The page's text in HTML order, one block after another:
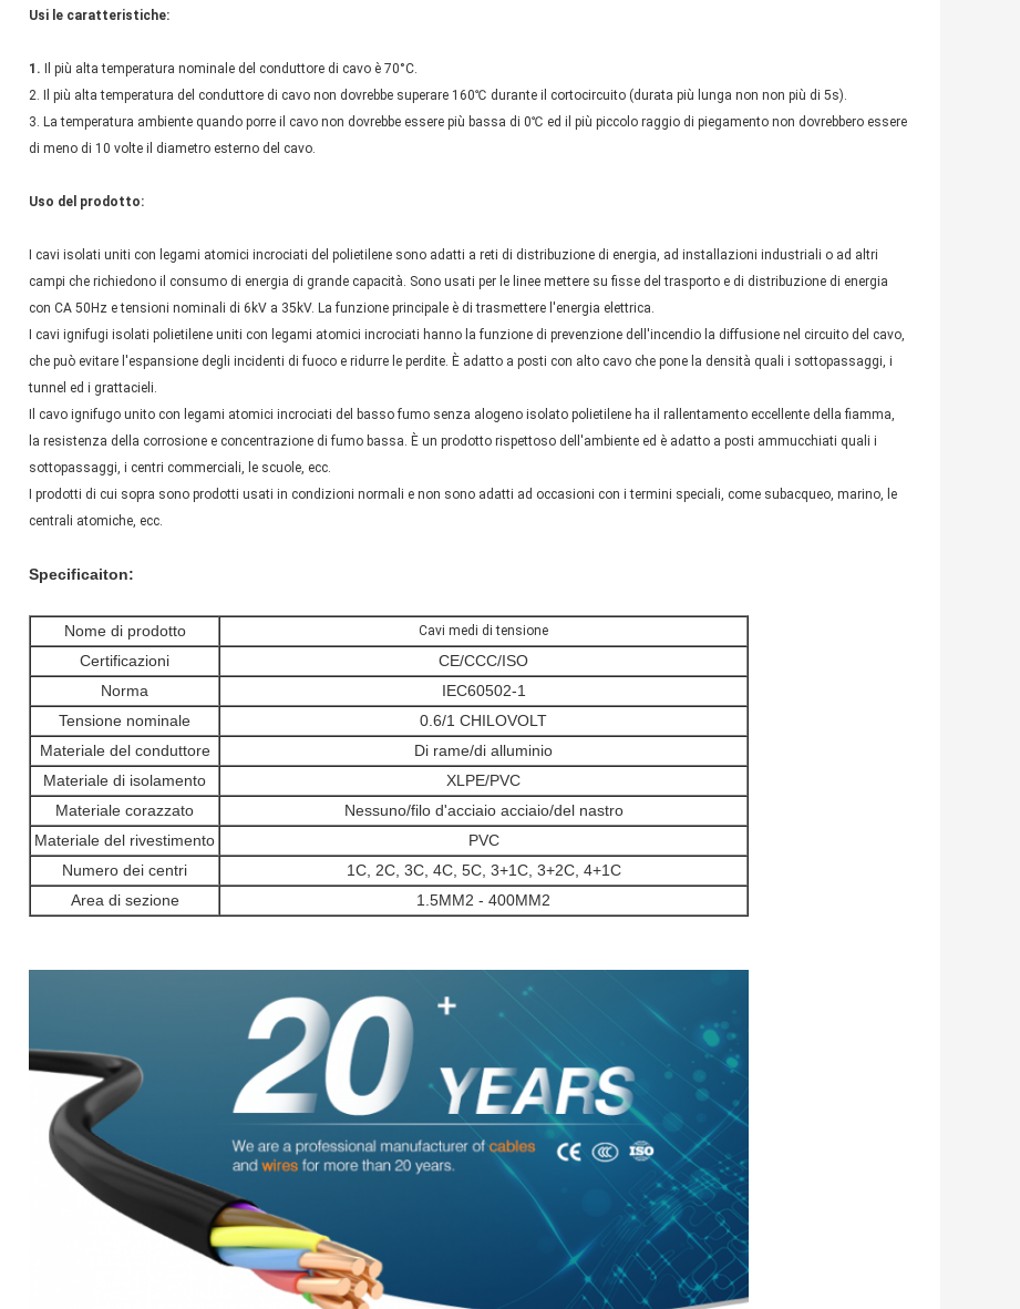
Usi le caratteristiche:
1.
Il più alta temperatura nominale del conduttore di cavo è 70°C.
2. Il più alta temperatura del conduttore di cavo non dovrebbe superare 160℃ durante il cortocircuito (durata più lunga non non più di 5s).
3. La temperatura ambiente quando porre il cavo non dovrebbe essere più bassa di 0℃ ed il più piccolo raggio di piegamento non dovrebbero essere
di meno di 10 volte il diametro esterno del cavo.
Uso del prodotto:
I cavi isolati uniti con legami atomici incrociati del polietilene sono adatti a reti di distribuzione di energia, ad installazioni industriali o ad altri
campi che richiedono il consumo di energia di grande capacità. Sono usati per le linee mettere su fisse del trasporto e di distribuzione di energia
con CA 50Hz e tensioni nominali di 6kV a 35kV. La funzione principale è di trasmettere l'energia elettrica.
I cavi ignifugi isolati polietilene uniti con legami atomici incrociati hanno la funzione di prevenzione dell'incendio la diffusione nel circuito del cavo,
che può evitare l'espansione degli incidenti di fuoco e ridurre le perdite. È adatto a posti con alto cavo che pone la densità quali i sottopassaggi, i
tunnel ed i grattacieli.
Il cavo ignifugo unito con legami atomici incrociati del basso fumo senza alogeno isolato polietilene ha il rallentamento eccellente della fiamma,
la resistenza della corrosione e concentrazione di fumo bassa. È un prodotto rispettoso dell'ambiente ed è adatto a posti ammucchiati quali i
sottopassaggi, i centri commerciali, le scuole, ecc.
I prodotti di cui sopra sono prodotti usati in condizioni normali e non sono adatti ad occasioni con i termini speciali, come subacqueo, marino, le
centrali atomiche, ecc.
Specificaiton:
Nome di prodotto Cavi medi di tensione
Certificazioni
CE/CCC/ISO
Norma
IEC60502-1
Tensione nominale
0.6/1 CHILOVOLT
Materiale del conduttore
Di rame/di alluminio
Materiale di isolamento
XLPE/PVC
Materiale corazzato
Nessuno/filo d'acciaio acciaio/del nastro
Materiale del rivestimento
PVC
Numero dei centri
1C, 2C, 3C, 4C, 5C, 3+1C, 3+2C, 4+1C
Area di sezione
1.5MM2 - 400MM2